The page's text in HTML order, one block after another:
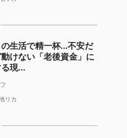
の生活で精一杯…不安だ
けない「老後資金」に
現...
リカ